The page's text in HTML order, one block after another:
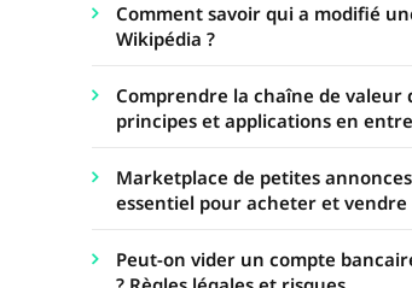
Comment savoir qui a modifié
Wikipédia ?
Comprendre la chaîne de valeur
principes et applications en
Marketplace de petites
essentiel pour acheter et
Peut-on vider un compte